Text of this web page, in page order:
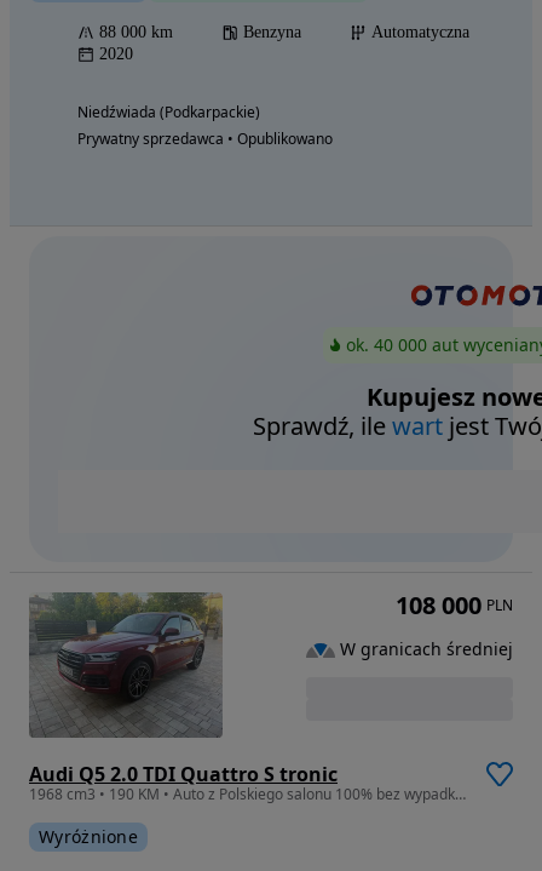
88 000 km Benzyna
Automatyczna
2020
Niedźwiada (Podkarpackie)
Prywatny sprzedawca • Opublikowano
ok. 40 000 aut
Kupujesz
Sprawdź, ilewart jest
Audi Q5 2.0 TDI Quattro S tronic
1968 cm3 • 190 KM • Auto z Polskiego salonu 100% bez wypadkowe
Wyróżnione
108 000 PLN
W granicach średniej